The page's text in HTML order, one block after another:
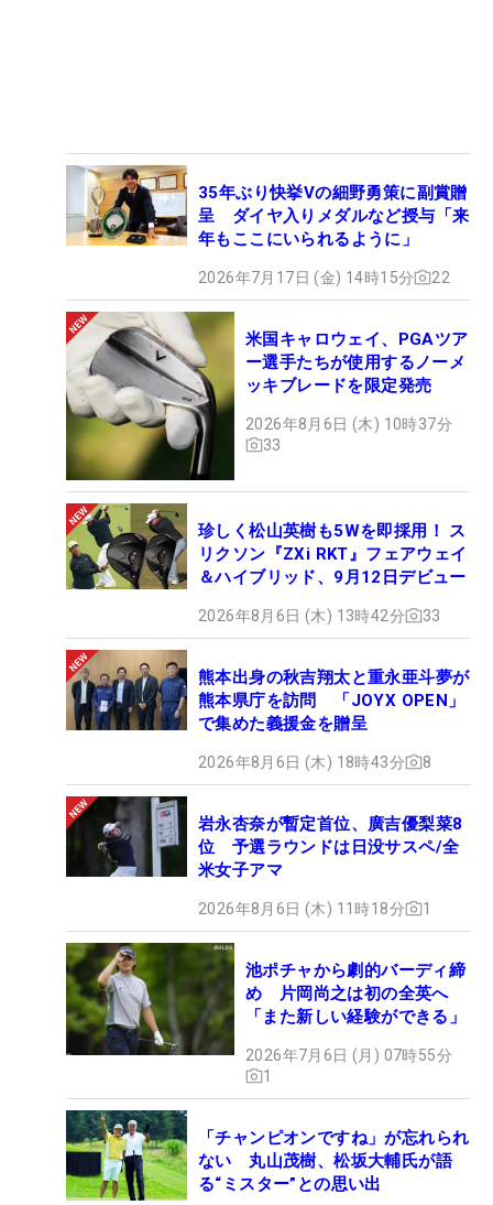
35年ぶり快挙Vの細野勇策に副賞贈
呈 ダイヤ入りメダルなど授与「来
年もここにいられるように」
2026年7月17日 (金) 14時15分 22
米国キャロウェイ、PGAツア
ー選手たちが使用するノーメ
ッキブレードを限定発売
2026年8月6日 (木) 10時37分
33
珍しく松山英樹も5Wを即採用！ ス
リクソン『ZXi RKT』フェアウェイ
＆ハイブリッド、9月12日デビュー
2026年8月6日 (木) 13時42分 33
熊本出身の秋吉翔太と重永亜斗夢が
熊本県庁を訪問 「JOYX OPEN」
で集めた義援金を贈呈
2026年8月6日 (木) 18時43分 8
岩永杏奈が暫定首位、廣吉優梨菜8
位 予選ラウンドは日没サスペ/全
米女子アマ
2026年8月6日 (木) 11時18分 1
池ポチャから劇的バーディ締
め 片岡尚之は初の全英へ
「また新しい経験ができる」
2026年7月6日 (月) 07時55分
1
「チャンピオンですね」が忘れられ
ない 丸山茂樹、松坂大輔氏が語
る“ミスター”との思い出